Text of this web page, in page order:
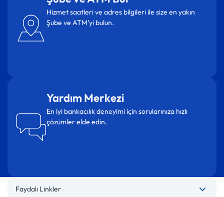
Hizmet saatleri ve adres bilgileri ile size en yakın
Şube ve ATM’yi bulun.
Yardım Merkezi
En iyi bankacılık deneyimi için sorularınıza hızlı
çözümler elde edin.
Faydalı Linkler